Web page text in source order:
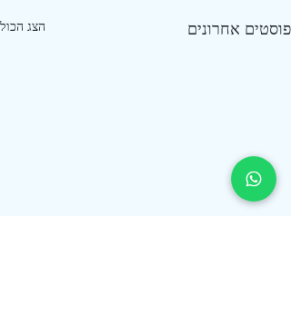
פוסטים אחרונים הצג הכול